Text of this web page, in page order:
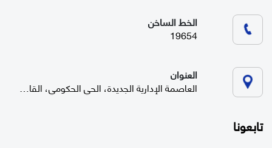
الخط الساخن
19654
العنوان
العاصمة الإدارية الجديدة، الحي الحكومي، القاهرة
تابعونا